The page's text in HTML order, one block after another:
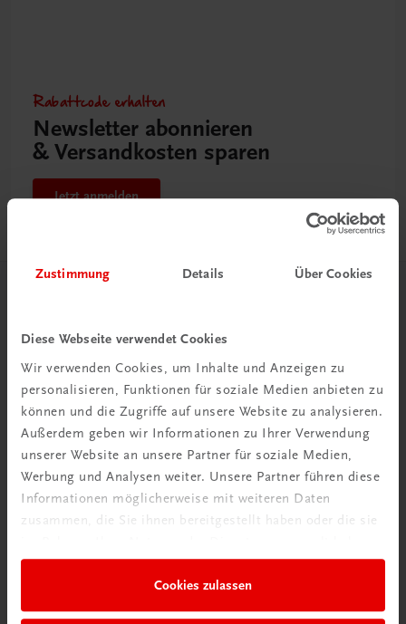
Zustimmung Details Über Cookies
Diese Webseite verwendet Cookies
Wir verwenden Cookies, um Inhalte und Anzeigen zu
personalisieren, Funktionen für soziale Medien anbieten zu
können und die Zugriffe auf unsere Website zu analysieren.
Außerdem geben wir Informationen zu Ihrer Verwendung
unserer Website an unsere Partner für soziale Medien,
Werbung und Analysen weiter. Unsere Partner führen diese
Informationen möglicherweise mit weiteren Daten
zusammen, die Sie ihnen bereitgestellt haben oder die sie
Cookies zulassen
Rabattcode erhalten
Newsletter abonnieren
& Versandkosten sparen
Jetzt anmelden
Wir über uns
Familienunternehmen mit 80 Mitarbeiterinnen und
Mitarbeitern, die eines verbindet: Begeisterung für unsere
Produkte.